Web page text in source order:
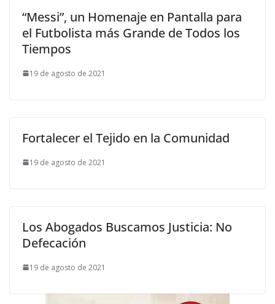
“Messi”, un Homenaje en Pantalla para
el Futbolista más Grande de Todos los
Tiempos
19 de agosto de 2021
Fortalecer el Tejido en la Comunidad
19 de agosto de 2021
Los Abogados Buscamos Justicia: No
Defecación
19 de agosto de 2021